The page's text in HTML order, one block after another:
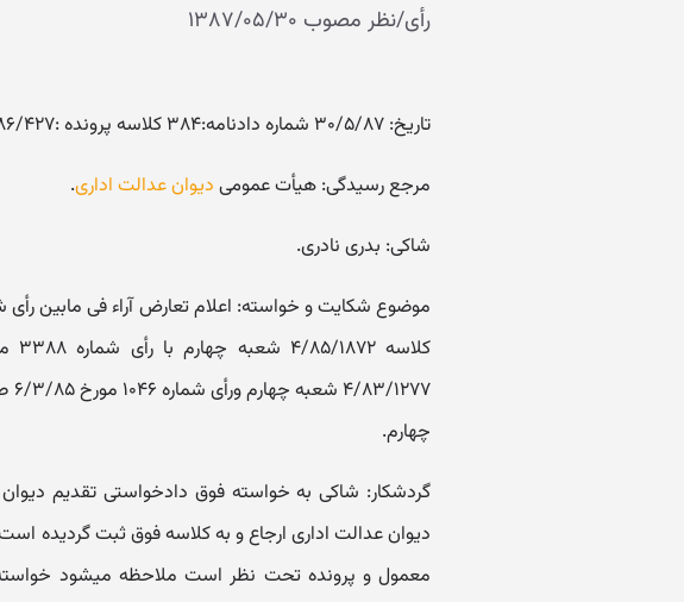
رأی/نظر مصوب ۱۳۸۷/۰۵/۳۰
تاریخ: ۳۰/۵/۸۷ شماره دادنامه:۳۸۴ کلاسه پرونده :۸۶/۴۲۷
مرجع رسیدگی: هیأت عمومی دیوان عدالت اداری.
شاکی: بدری نادری.
چهارم.
گردشکار: شاکی به خواسته فوق دادخواستی تقدیم
دیوان عدالت اداری ارجاع و به کلاسه فوق ثبت گردیده